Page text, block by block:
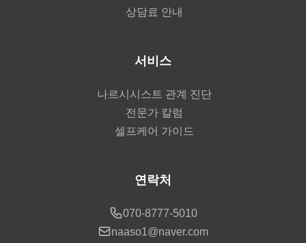
상담료 안내
서비스
나르시시스트 관계 진단
전문가 칼럼
셀프케어 가이드
연락처
070-8777-5010
naaso1@naver.com